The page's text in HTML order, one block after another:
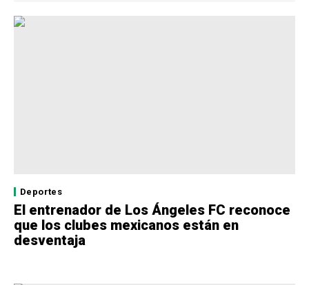
Deportes
El entrenador de Los Ángeles FC reconoce
que los clubes mexicanos están en
desventaja